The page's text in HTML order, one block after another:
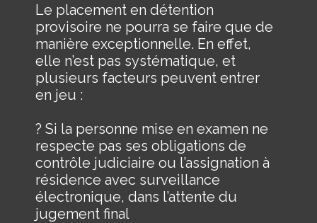
Le placement en détention
provisoire ne pourra se faire que de
manière exceptionnelle. En effet,
elle n’est pas systématique, et
plusieurs facteurs peuvent entrer
en jeu :
? Si la personne mise en examen ne
respecte pas ses obligations de
contrôle judiciaire ou l’assignation à
résidence avec surveillance
électronique, dans l’attente du
jugement final